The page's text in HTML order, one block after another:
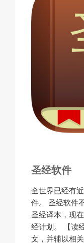
圣经软件
全世界已经有
件。 圣经软件
圣经译本，现
经计划。 【读
文，并辅以相